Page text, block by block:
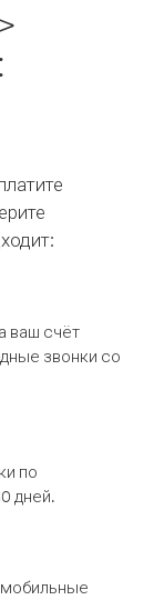
ваш счёт
звонки со
по
дней.
мобильные